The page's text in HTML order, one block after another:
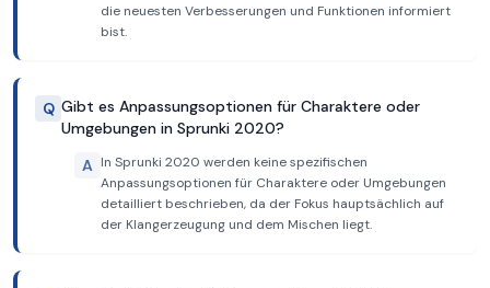
die neuesten Verbesserungen und Funktionen informiert
bist.
Q Gibt es Anpassungsoptionen für Charaktere oder
Umgebungen in Sprunki 2020?
A In Sprunki 2020 werden keine spezifischen
Anpassungsoptionen für Charaktere oder Umgebungen
detailliert beschrieben, da der Fokus hauptsächlich auf
der Klangerzeugung und dem Mischen liegt.